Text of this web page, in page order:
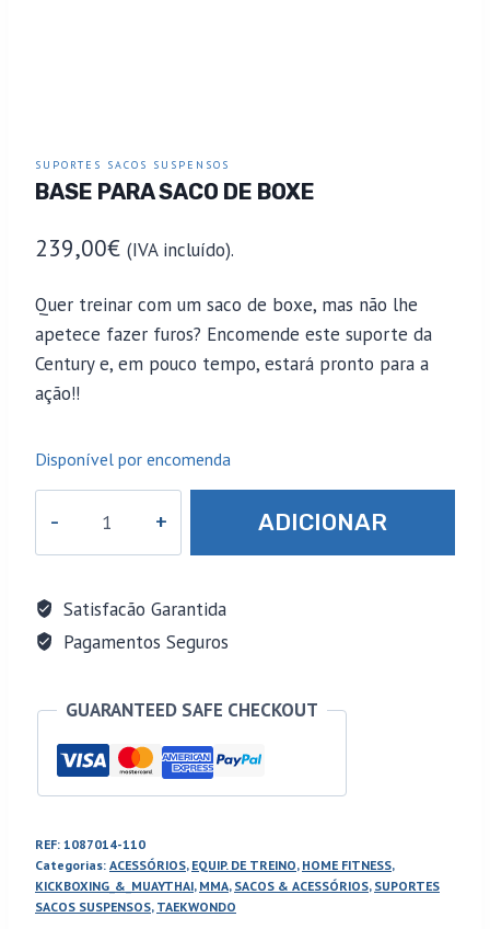
SUPORTES SACOS SUSPENSOS
BASE PARA SACO DE BOXE
239,00€ (IVA incluído).
Quer treinar com um saco de boxe, mas não lhe
apetece fazer furos? Encomende este suporte da
Century e, em pouco tempo, estará pronto para a
ação!!
Disponível por encomenda
Base
Saco
de
ADICIONAR
Satisfacão Garantida
Pagamentos Seguros
GUARANTEED SAFE CHECKOUT
REF: 1087014-110
Categorias: ACESSÓRIOS, EQUIP. DE TREINO, HOME FITNESS,
KICKBOXING_&_MUAYTHAI, MMA, SACOS & ACESSÓRIOS, SUPORTES
SACOS SUSPENSOS, TAEKWONDO